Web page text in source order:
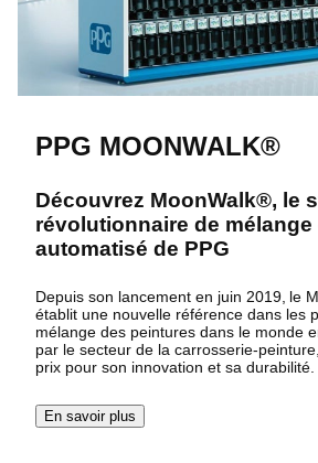
PPG MOONWALK®
Découvrez MoonWalk®, le
révolutionnaire de mélange
automatisé de PPG
Depuis son lancement en juin 2019, le
établit une nouvelle référence dans les
mélange des peintures dans le monde
par le secteur de la carrosserie-
prix pour son innovation et sa durabilité.
En savoir plus